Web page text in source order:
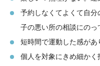
予約しなくてよくて自
子の悪い所の相談にのっ
短時間で運動した感があ
個人を対象にきめ細かく